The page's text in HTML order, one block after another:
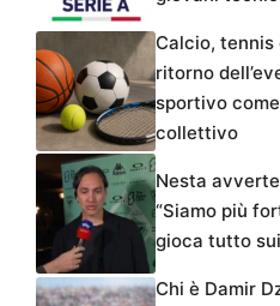
Calcio, tennis
ritorno
sportivo
collettivo
Nesta avverte
“Siamo più
gioca tutto
Chi è Damir